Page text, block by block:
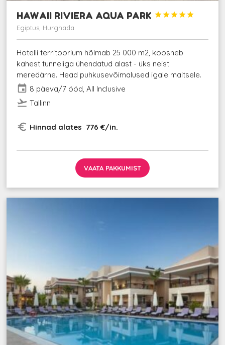
HAWAII RIVIERA AQUA PARK 




Egiptus, Hurghada
Hotelli territoorium hõlmab 25 000 m2, koosneb
kahest tunneliga ühendatud alast - üks neist
mereäärne. Head puhkusevõimalused igale maitsele.
event 8 päeva/7 ööd, All Inclusive
flight_takeoff Tallinn
euro_symbol Hinnad alates 776 €/in.
VAATA PAKKUMIST